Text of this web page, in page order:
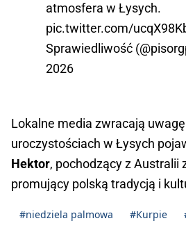
atmosfera w Łysych.
pic.twitter.com/
Sprawiedliwość
2026
Lokalne media zwracają
uroczystościach w Łysych
Hektor, pochodzący z Australii
promujący polską tradycją i
#niedziela palmowa #Kurpie